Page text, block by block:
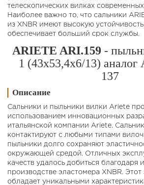
телескопических вилках
Наиболее важно то, что сальники
из XNBR имеют высокую
обеспечивает больший срок службы.
ARIETE ARI.159-
1 (43x53,4x6/13)
137
Описание
Сальники и пыльники вилки Ariete
использованием инновационных
итальянской компании Ariete.
контактируют с любыми типами
пыльники долго сохраняют
окружающей средой. Отличных
качеств удалось добиться благодаря
производстве эластомера XNBR. Этот
обладает уникальными